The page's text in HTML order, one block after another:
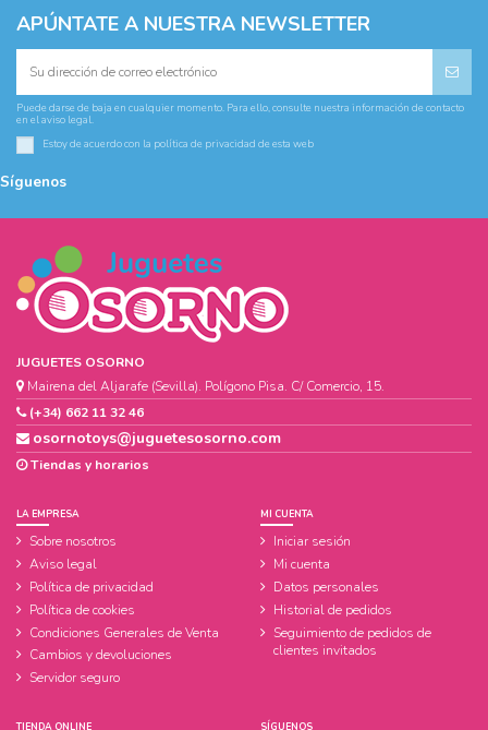
APÚNTATE A NUESTRA NEWSLETTER
Puede darse de baja en cualquier momento. Para ello, consulte nuestra información de contacto
en el aviso legal.
Estoy de acuerdo con la política de privacidad de esta web
Síguenos
JUGUETES OSORNO
Mairena del Aljarafe (Sevilla). Polígono Pisa. C/ Comercio, 15.
(+34) 662 11 32 46
osornotoys@juguetesosorno.com
Tiendas y horarios
LA EMPRESA
Sobre nosotros
Aviso legal
Política de privacidad
Política de cookies
Condiciones Generales de Venta
Cambios y devoluciones
Servidor seguro
MI CUENTA
Iniciar sesión
Mi cuenta
Datos personales
Historial de pedidos
Seguimiento de pedidos de
clientes invitados
TIENDA ONLINE SÍGUENOS